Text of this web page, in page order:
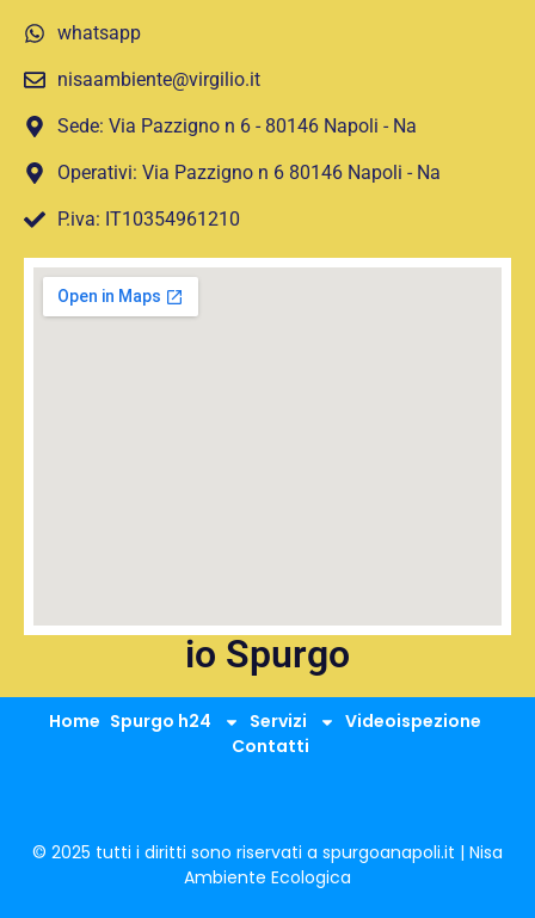
whatsapp
nisaambiente@virgilio.it
Sede: Via Pazzigno n 6 - 80146 Napoli - Na
Operativi: Via Pazzigno n 6 80146 Napoli - Na
P.iva: IT10354961210
io Spurgo
Home Spurgo h24 Servizi
Videoispezione
Contatti
© 2025 tutti i diritti sono riservati a spurgoanapoli.it | Nisa
Ambiente Ecologica